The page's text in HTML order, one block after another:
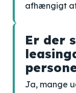
afhængigt
Er der
Ja, mange